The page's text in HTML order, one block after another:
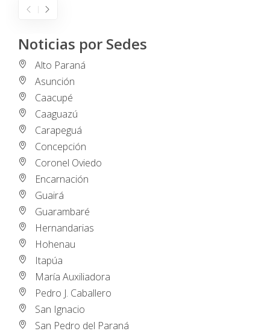
Noticias por Sedes
Alto Paraná
Asunción
Caacupé
Caaguazú
Carapeguá
Concepción
Coronel Oviedo
Encarnación
Guairá
Guarambaré
Hernandarias
Hohenau
Itapúa
María Auxiliadora
Pedro J. Caballero
San Ignacio
San Pedro del Paraná